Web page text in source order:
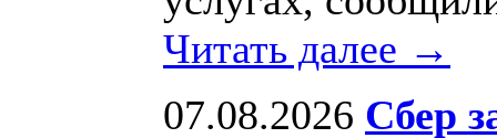
Читать далее →
07.08.2026 Сбер